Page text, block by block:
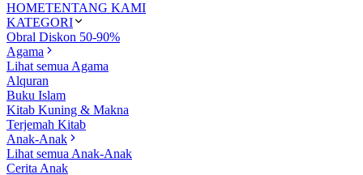
HOMETENTANG KAMI
KATEGORI
Obral Diskon 50-90%
Agama
Lihat semua Agama
Alquran
Buku Islam
Kitab Kuning & Makna
Terjemah Kitab
Anak-Anak
Lihat semua Anak-Anak
Cerita Anak